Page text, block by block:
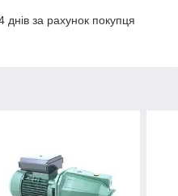
за рахунок покупця